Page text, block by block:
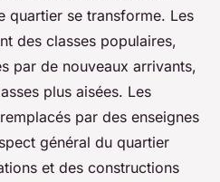
quartier se transforme. Les
des classes populaires,
par de nouveaux arrivants,
plus aisées. Les
par des enseignes
général du quartier
et des constructions